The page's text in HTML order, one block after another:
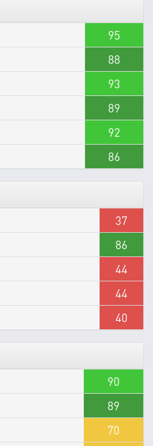
95
88
93
89
92
86
37
86
44
44
40
90
89
70